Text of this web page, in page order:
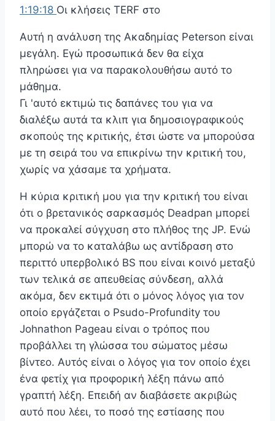
1:19:18 Οι κλήσεις TERF στο
Αυτή η ανάλυση της Ακαδημίας Peterson είναι
μεγάλη. Εγώ προσωπικά δεν θα είχα
πληρώσει για να παρακολουθήσω αυτό το
μάθημα.
Γι 'αυτό εκτιμώ τις δαπάνες του για να
διαλέξω αυτά τα κλιπ για δημοσιογραφικούς
σκοπούς της κριτικής, έτσι ώστε να μπορούσα
με τη σειρά του να επικρίνω την κριτική του,
χωρίς να χάσαμε τα χρήματα.
Η κύρια κριτική μου για την κριτική του είναι
ότι ο βρετανικός σαρκασμός Deadpan μπορεί
να προκαλεί σύγχυση στο πλήθος της JP. Ενώ
μπορώ να το καταλάβω ως αντίδραση στο
περιττό υπερβολικό BS που είναι κοινό μεταξύ
των τελικά σε απευθείας σύνδεση, αλλά
ακόμα, δεν εκτιμά ότι ο μόνος λόγος για τον
οποίο εργάζεται ο Psudo-Profundity του
Johnathon Pageau είναι ο τρόπος που
προβάλλει τη γλώσσα του σώματος μέσω
βίντεο. Αυτός είναι ο λόγος για τον οποίο έχει
ένα φετίχ για προφορική λέξη πάνω από
γραπτή λέξη. Επειδή αν διαβάσετε ακριβώς
αυτό που λέει, το ποσό της εστίασης που